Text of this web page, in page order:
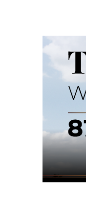
Szukana fraza
nie